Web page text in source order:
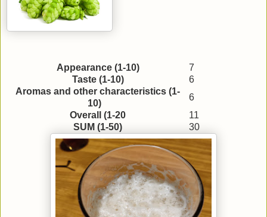
Appearance (1-10)
7
Taste (1-10)
6
Aromas and other characteristics (1-
10)
6
Overall (1-20
11
SUM (1-50)
30